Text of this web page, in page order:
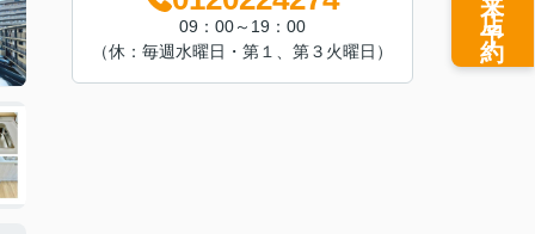
09：00～19：00
（休：毎週水曜日・第１、第３火曜日）